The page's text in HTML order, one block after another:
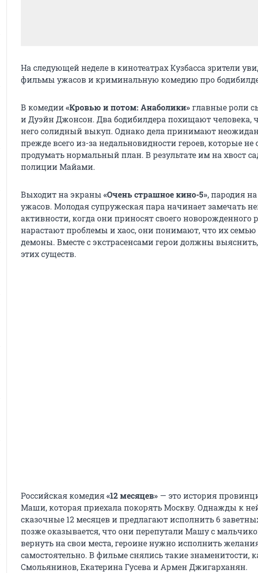
На следующей неделе в кинотеатрах Кузбасса зрители
фильмы ужасов и криминальную комедию про
В комедии«Кровью и потом: Анаболики»главные роли
и Дуэйн Джонсон. Два бодибилдера похищают человека,
него солидный выкуп. Однако дела принимают
прежде всего из-за недальновидности героев, которые
продумать нормальный план. В результате им на хвост
полиции Майами.
Выходит на экраны «Очень страшное кино-5», пародия
ужасов. Молодая супружеская пара начинает замечать
активности, когда они приносят своего новорожденного
нарастают проблемы и хаос, они понимают, что их
демоны. Вместе с экстрасенсами герои должны
этих существ.
Российская комедия«12 месяцев» — это история
Маши, которая приехала покорять Москву. Однажды к
сказочные 12 месяцев и предлагают исполнить 6
позже оказывается, что они перепутали Машу с
вернуть на свои места, героине нужно исполнить
самостоятельно. В фильме снялись такие знаменитости,
Смольянинов, Екатерина Гусева и Армен Джигарханян.